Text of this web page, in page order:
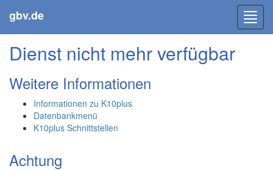
gbv.de
Dienst nicht mehr verfügbar
Weitere Informationen
Informationen zu K10plus
Datenbankmenü
K10plus Schnittstellen
Achtung